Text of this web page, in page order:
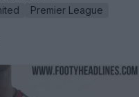
Premier League